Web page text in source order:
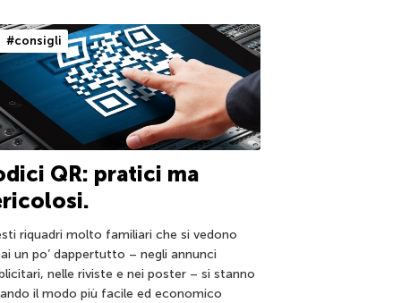
#consigli
QR: pratici ma
riquadri molto familiari che si vedono
un po’ dappertutto – negli annunci
nelle riviste e nei poster – si stanno
il modo più facile ed economico